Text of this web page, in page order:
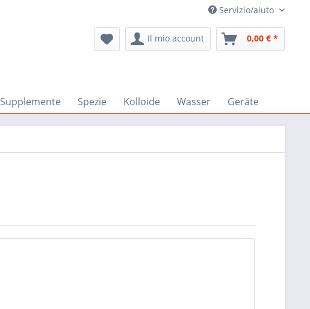
Servizio/aiuto
Il mio account 0,00 € *
Supplemente Spezie Kolloide Wasser Geräte